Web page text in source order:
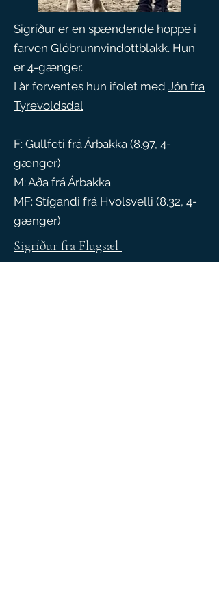
Sigríður er en spændende hoppe i
farven Glóbrunnvindottblakk. Hun
er 4-gænger.
​I år forventes hun ifolet med Jón fra
Tyrevoldsdal
F: Gullfeti frá Árbakka (8.97, 4-
gænger)
M: Aða frá Árbakka
MF: Stígandi frá Hvolsvelli (8.32, 4-
gænger)
Sigríður fra Flugsæl